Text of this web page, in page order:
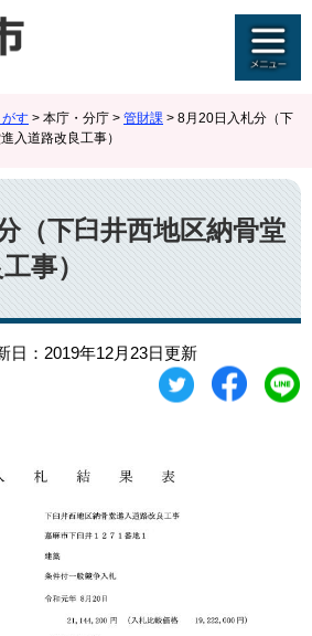
す > 本庁・分庁 > 管財課 > 8月20日入札分（下
入道路改良工事）
（下臼井西地区納骨堂
事）
日：2019年12月23日更新